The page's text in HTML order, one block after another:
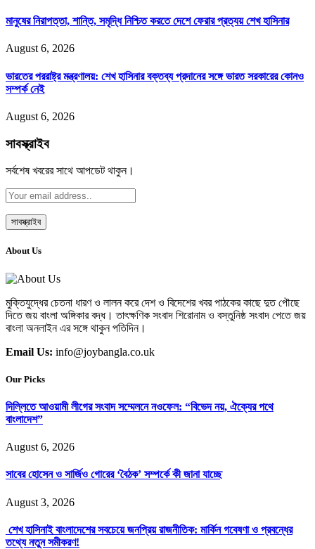
মানুষের নিরাপত্তা, শান্তি, সমৃদ্ধি নিশ্চিত করতে দেশে ফেরার প্রত্যয় শেখ হাসিনার
August 6, 2026
ভারতের পররাষ্ট্র মন্ত্রণালয়: শেখ হাসিনার বক্তব্য প্রদানের সঙ্গে ভারত সরকারের কোনও
সম্পর্ক নেই
August 6, 2026
সাবস্ক্রাইব
সর্বশেষ খবরের সাথে আপডেট থাকুন।
About Us
মুক্তিযুদ্ধের চেতনা ধারণ ও লালন করে দেশ ও বিদেশের খবর পাঠকের কাছে দুত পৌছে
দিতে জয় বাংলা অঙ্গিকার বদ্ধ। তাৎক্ষণিক সংবাদ শিরোনাম ও বস্তুনিষ্ঠ সংবাদ পেতে জয়
বাংলা অনলাইন এর সঙ্গে থাকুন পতিদিন।
Email Us: info@joybangla.co.uk
Our Picks
দিল্লিতে আওয়ামী লীগের সংবাদ সম্মেলনে নওফেল: “বিভেদ নয়, ঐক্যের পথে
বাংলাদেশ”
August 6, 2026
সাবের হোসেন ও সার্জিও গোরের ‘বৈঠক’ সম্পর্কে কী জানা যাচ্ছে
August 3, 2026
শেখ হাসিনাই বাংলাদেশের সবচেয়ে জনপ্রিয় রাজনীতিক: মার্কিন গবেষণা ও প্রবন্ধের
তথ্যে নতুন সমীকরণ!